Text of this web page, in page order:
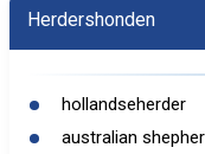
Herdershonden
hollandseherder
australian